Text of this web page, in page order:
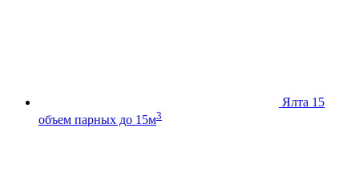
Ялта 15
объем парных до 15м3